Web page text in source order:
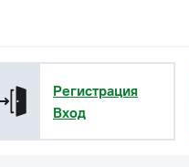
Регистрация
Вход